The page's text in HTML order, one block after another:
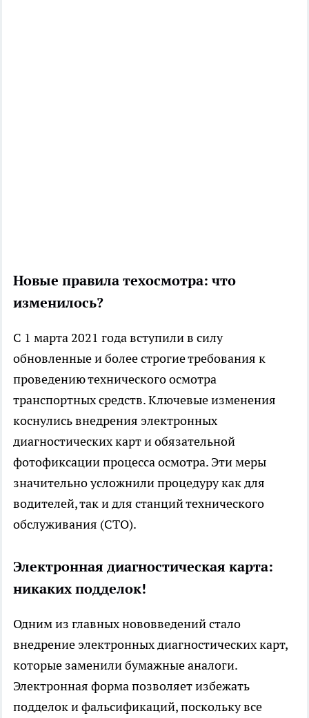
Новые правила техосмотра: что
изменилось?
С 1 марта 2021 года вступили в силу
обновленные и более строгие требования к
проведению технического осмотра
транспортных средств. Ключевые изменения
коснулись внедрения электронных
диагностических карт и обязательной
фотофиксации процесса осмотра. Эти меры
значительно усложнили процедуру как для
водителей, так и для станций технического
обслуживания (СТО).
Электронная диагностическая карта:
никаких подделок!
Одним из главных нововведений стало
внедрение электронных диагностических карт,
которые заменили бумажные аналоги.
Электронная форма позволяет избежать
подделок и фальсификаций, поскольку все